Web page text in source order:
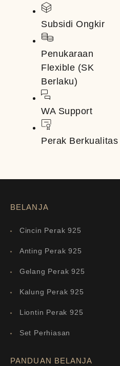
Subsidi Ongkir
Penukaraan
Flexible (SK
Berlaku)
WA Support
Perak Berkualitas
BELANJA
Cincin Perak 925
Anting Perak 925
Gelang Perak 925
Kalung Perak 925
Liontin Perak 925
Set Perhiasan
PANDUAN BELANJA